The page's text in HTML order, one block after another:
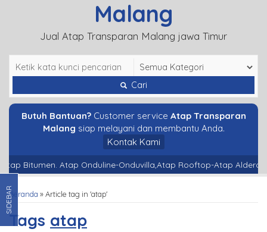
Malang
Jual Atap Transparan Malang jawa Timur
Cari
Butuh Bantuan?Customer service Atap Transparan
Malang siap melayani dan membantu Anda.
Kontak Kami
Bitumen. Atap Onduline-Onduvilla,Atap Rooftop-Atap Alderon-
Beranda »Article tag in 'atap'
Tags atap
SIDEBAR